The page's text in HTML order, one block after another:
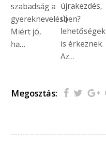
szabadság a
gyereknevelésben?
Miért jó,
ha…
újrakezdés,
új
lehetőségek
is érkeznek.
Az…
Megosztás: